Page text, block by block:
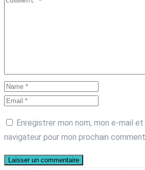
Enregistrer mon nom, mon e-mail
navigateur pour mon prochain